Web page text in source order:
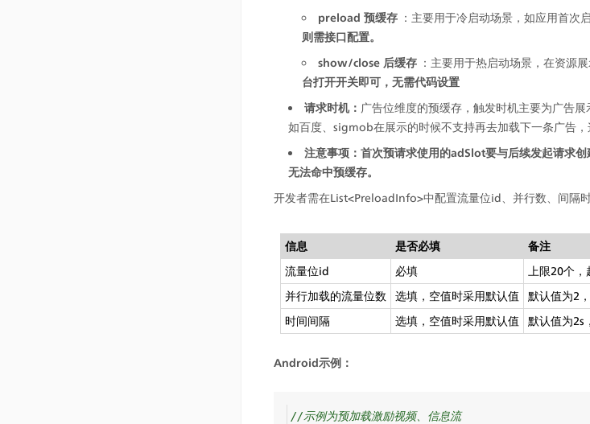
preload 预缓存 ：主要用于冷启动场景，如应用首次
则需接口配置。
show/close 后缓存 ：主要用于热启动场景，在资源
台打开开关即可，无需代码设置
请求时机： 广告位维度的预缓存，触发时机主要为广告
如百度、sigmob在展示的时候不支持再去加载下一条广告，
注意事项：首次预请求使用的adSlot要与后续发起请求
无法命中预缓存。
开发者需在List<PreloadInfo>中配置流量位id、并行数、间隔时
信息 是否必填
备注
流量位id
必填
上限20个
并行加载的流量位数
选填，空值时采用默认值
默认值为2
时间间隔
选填，空值时采用默认值 默认值为2s
Android示例：
//示例为预加载激励视频、信息流